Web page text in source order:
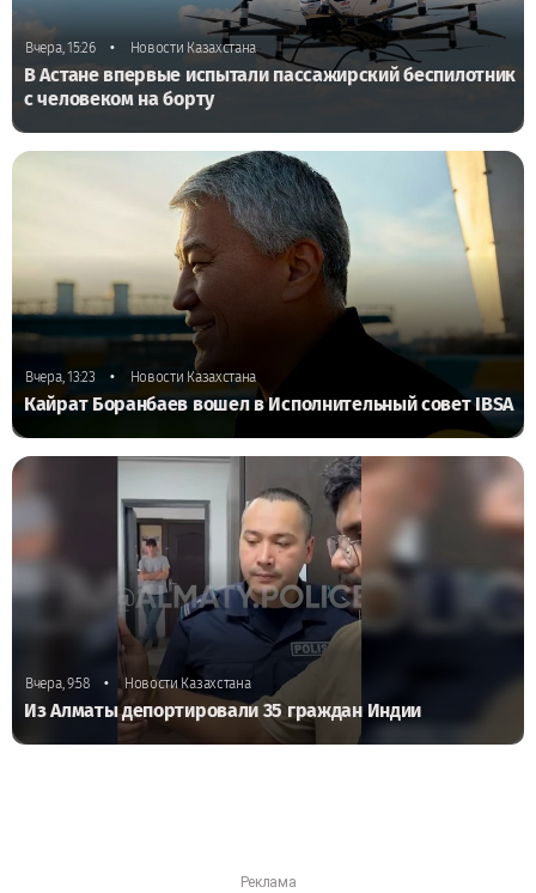
Вчера, 15:26 • Новости Казахстана
В Астане впервые испытали пассажирский беспилотник
с человеком на борту
Вчера, 13:23 • Новости Казахстана
Кайрат Боранбаев вошел в Исполнительный совет IBSA
Вчера, 9:58 • Новости Казахстана
Из Алматы депортировали 35 граждан Индии